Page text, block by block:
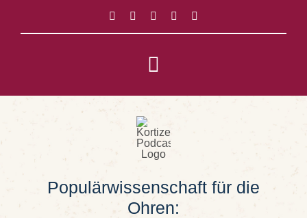
springen
Toggle
Navigation
Impressum
Datenschutz
Populärwissenschaft für die
Ohren: